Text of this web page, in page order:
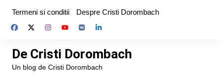
content
Termeni si conditii Despre Cristi Dorombach
De Cristi Dorombach
Un blog de Cristi Dorombach